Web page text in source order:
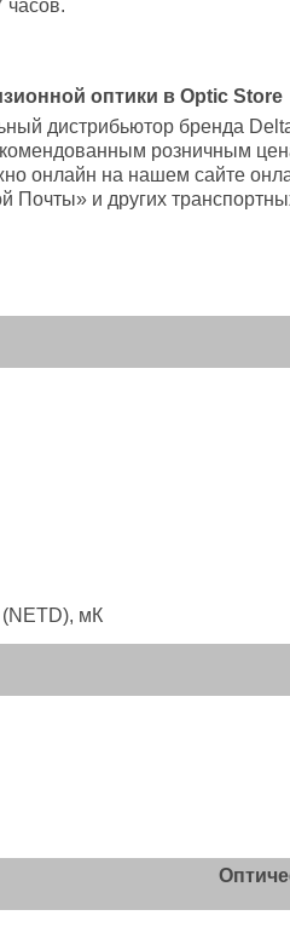
часов.
оптики в Optic Store
дистрибьютор бренда
розничным
онлайн на нашем сайте
и других
(NETD), мК